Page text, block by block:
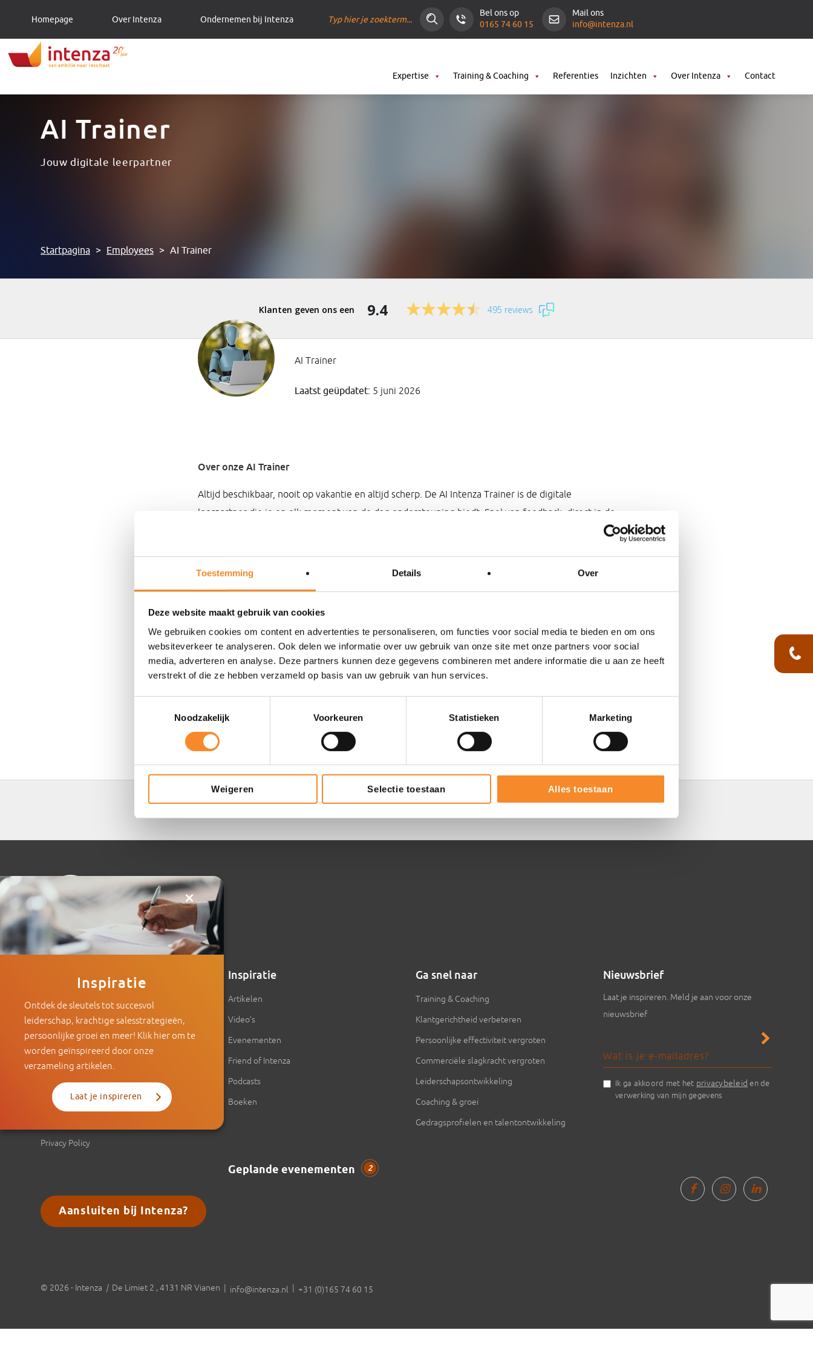
Toestemming Details Over
Deze website maakt gebruik van cookies
We gebruiken cookies om content en advertenties te personaliseren, om functies voor social media te bieden en om ons
websiteverkeer te analyseren. Ook delen we informatie over uw gebruik van onze site met onze partners voor social
media, adverteren en analyse. Deze partners kunnen deze gegevens combineren met andere informatie die u aan ze heeft
verstrekt of die ze hebben verzameld op basis van uw gebruik van hun services.
Noodzakelijk
Voorkeuren Statistieken Marketing
Weigeren Selectie toestaan Alles toestaan
Homepage Over Intenza Ondernemen bij Intenza Zoeken
Bel ons op
0165 74 60 15
Mail ons
info@intenza.nl
Expertise Training & Coaching Referenties Inzichten Over Intenza Contact
Startpagina > Employees > AI Trainer
AI Trainer
Jouw digitale leerpartner
9.4 495 reviews
AI Trainer
Laatst geüpdatet: 5 juni 2026
Over onze AI Trainer
Altijd beschikbaar, nooit op vakantie en altijd scherp. De AI Intenza Trainer is de digitale
leerpartner die je op elk moment van de dag ondersteuning biedt. Snel van feedback, direct in de
Vraag een demo aan
info@intenza.nl Bel: 0165 – 746015
Meer over Intenza Intenza Team
×
Inspiratie
Ontdek de sleutels tot succesvol
leiderschap, krachtige salesstrategieën,
persoonlijke groei en meer! Klik hier om te
worden geïnspireerd door onze
verzameling artikelen.
Laat je inspireren
9.4
Intenza
Onze aanpak
Ons team
Expertise
Training & Coaching
Referenties
Privacy Policy
Aansluiten bij Intenza?
Inspiratie
Artikelen
Video’s
Evenementen
Friend of Intenza
Podcasts
Boeken
Geplande evenementen 2
Ga snel naar
Training & Coaching
Klantgerichtheid verbeteren
Persoonlijke effectiviteit vergroten
Commerciële slagkracht vergroten
Leiderschapsontwikkeling
Coaching & groei
Gedragsprofielen en talentontwikkeling
Nieuwsbrief
Laat je inspireren. Meld je aan voor onze
nieuwsbrief
Ik ga akkoord met het privacybeleid en de
verwerking van mijn gegevens
© 2026 - Intenza |De Limiet 2 , 4131 NR Vianen | info@intenza.nl | +31 (0)165 74 60 15